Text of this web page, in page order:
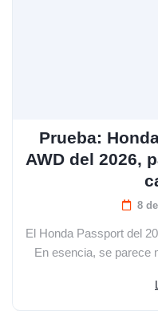
Prueba:
AWD del 2026,
8
El Honda Passport del
En esencia, se parece